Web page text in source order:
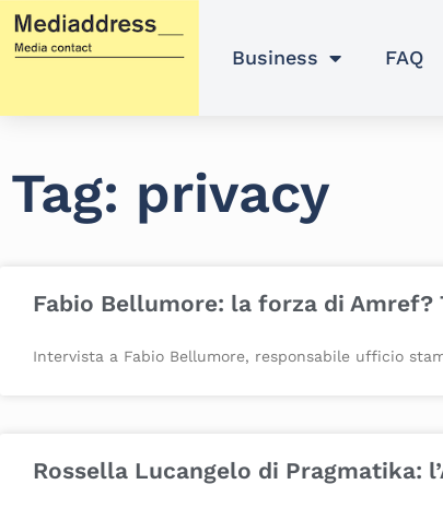
Vai
al
contenuto
Business FAQ
Tag: privacy
Fabio Bellumore: la forza di Amref?
Intervista a Fabio Bellumore, responsabile ufficio
Rossella Lucangelo di Pragmatika: